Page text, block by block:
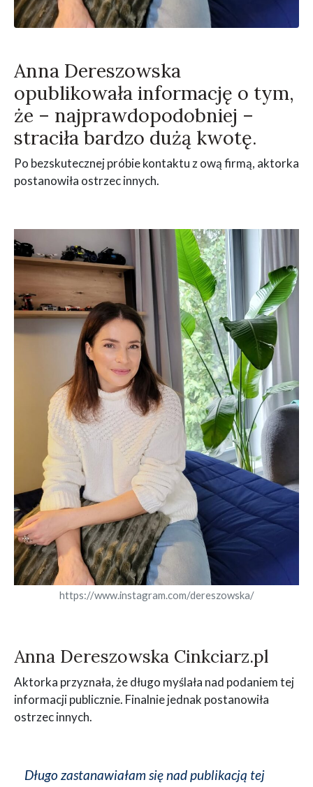
Anna Dereszowska
opublikowała informację o tym,
że – najprawdopodobniej –
straciła bardzo dużą kwotę.
Po bezskutecznej próbie kontaktu z ową firmą, aktorka
postanowiła ostrzec innych.
https://www.instagram.com/dereszowska/
Anna Dereszowska Cinkciarz.pl
Aktorka przyznała, że długo myślała nad podaniem tej
informacji publicznie. Finalnie jednak postanowiła
ostrzec innych.
Długo zastanawiałam się nad publikacją tej